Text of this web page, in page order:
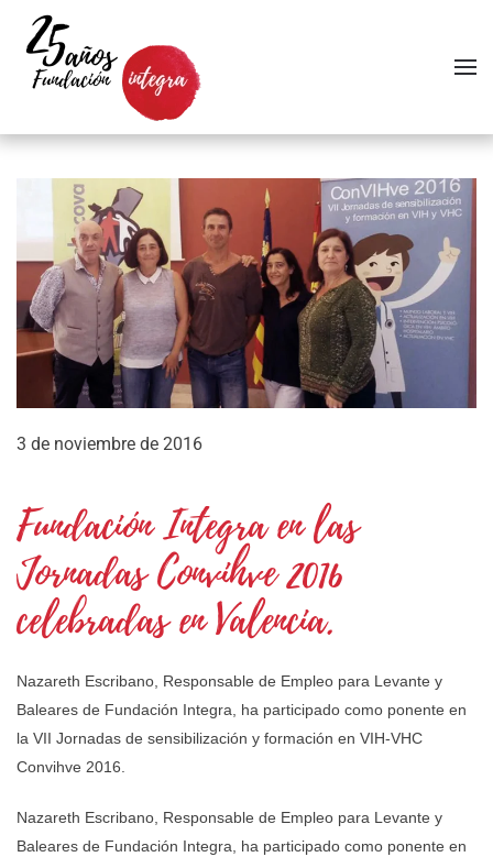
Skip to main content
3 de noviembre de 2016
Fundación Integra en las
Jornadas Convihve 2016
celebradas en Valencia.
Nazareth Escribano, Responsable de Empleo para Levante y
Baleares de Fundación Integra, ha participado como ponente en
la VII Jornadas de sensibilización y formación en VIH-VHC
Convihve 2016.
Nazareth Escribano, Responsable de Empleo para Levante y
Baleares de Fundación Integra, ha participado como ponente en